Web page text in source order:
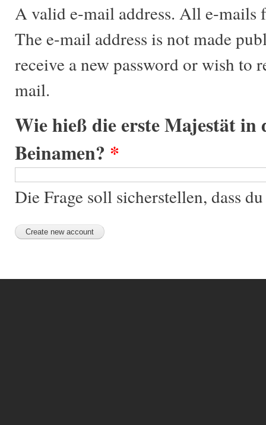
A valid e-mail address. All e-mails
The e-mail address is not made
receive a new password or wish to
mail.
Wie hieß die erste Majestät in
Beinamen? *
Die Frage soll sicherstellen, dass